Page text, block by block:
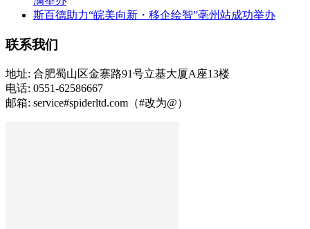
斯百德助力“皖美向新・移企绘智”亳州站成功举办
联系我们
地址: 合肥蜀山区金寨路91号立基大厦A座13楼
电话: 0551-62586667
邮箱: service#spiderltd.com（#改为@）